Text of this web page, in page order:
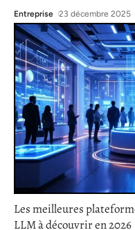
Entreprise 23 décembre 2025
Les meilleures
LLM à découvrir en 2026